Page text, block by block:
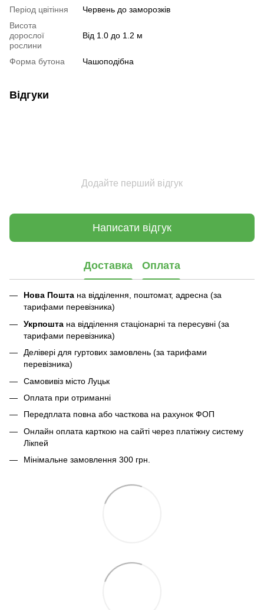
Період цвітіння
Червень до заморозків
Висота
дорослої
рослини
Від 1.0 до 1.2 м
Форма бутона Чашоподібна
Відгуки
Додайте перший відгук
Написати відгук
Доставка Оплата
Нова Пошта на відділення, поштомат, адресна (за
тарифами перевізника)
Укрпошта на відділення стаціонарні та пересувні (за
тарифами перевізника)
Делівері для гуртових замовлень (за тарифами
перевізника)
Самовивіз місто Луцьк
Оплата при отриманні
Передплата повна або часткова на рахунок ФОП
Онлайн оплата карткою на сайті через платіжну систему
Лікпей
Мінімальне замовлення 300 грн.